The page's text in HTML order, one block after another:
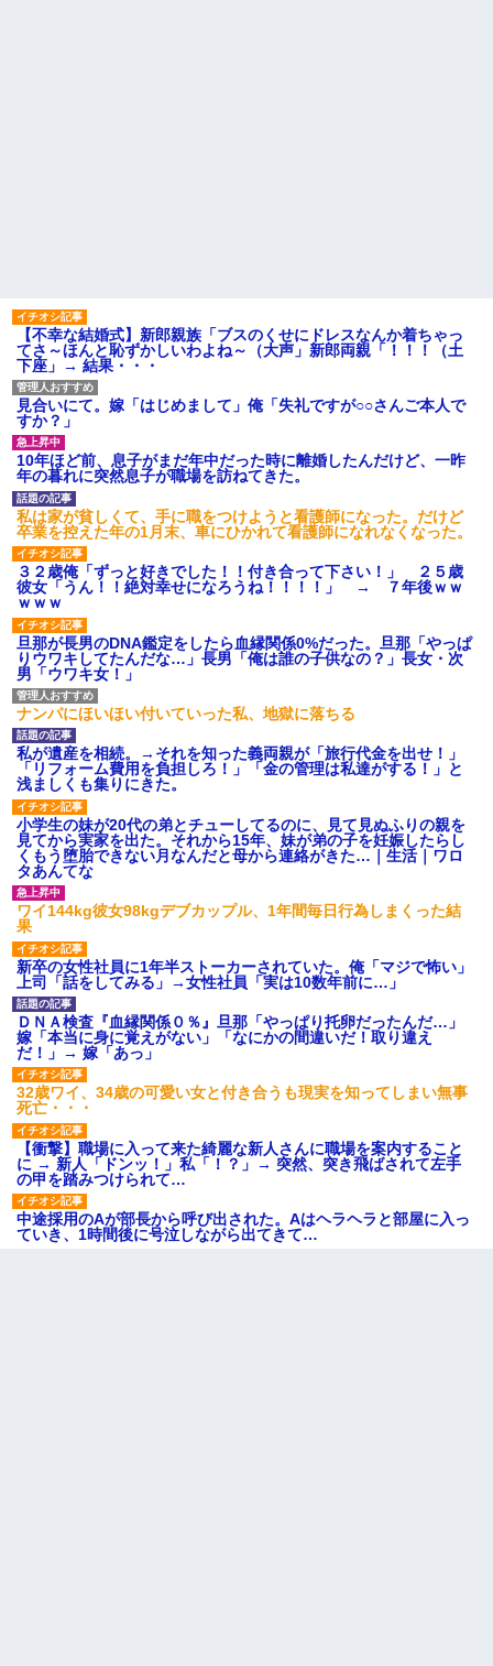
を渡した。その後は店員が無表
情になり、マスターも…
ハードオフに売っていた4万
4000円のフィギュアがヤバすぎ
るｗｗｗｗｗｗ「こんな高い
の？ｗｗ」「逆に超安い」
私「ちょっと、人の家の金庫
触らないでよ！」キチママ『そ
こに金庫があったから、開けて
みようとしただけ☆』義兄「泥
は出てけ！二度と来るな！」結
果・・・
私「初めて飲む味だけどなん
のお茶？」彼「ちっ！」私「」
【GIF】JSのカンチョーワロ
タ
後続車にクラクションを鳴ら
され彼氏が逆切れ。「何クラク
ション鳴らしてんだ！降りてこ
いよ！」と怒鳴りだし...
【衝撃】報酬100万円超の治験
募集がこちらｗｗｗｗｗ(※画像
あり)
【ネット騒然】惨殺されたタ
ワマン頂き女子のこの動画、す
げえええええｗｗｗｗｗｗｗｗ
ｗｗｗ
【愕然】白のクラウン俺氏、
高速道路左車線を制限速度で走
った結果wwwwwwwwwwww
百年の恋12-899 食べた量を
張り合ってくる
【悲報】佐藤輝明・・・２軍
でも盛大にやらかす←あまり悲
しませないでくれ
いて、その人の不満を言い返し
てしまった
主な税金の成り立ちを調べて
【不幸な結婚式】新郎親族「ブスのくせにドレスなんか着ちゃっ
てさ～ほんと恥ずかしいわよね～（大声」新郎両親「！！！（土
下座」→ 結果・・・
見合いにて。嫁「はじめまして」俺「失礼ですが○○さんご本人で
すか？」
10年ほど前、息子がまだ年中だった時に離婚したんだけど、一昨
年の暮れに突然息子が職場を訪ねてきた。
私は家が貧しくて、手に職をつけようと看護師になった。だけど
卒業を控えた年の1月末、車にひかれて看護師になれなくなった。
３２歳俺「ずっと好きでした！！付き合って下さい！」 ２５歳
彼女「うん！！絶対幸せになろうね！！！！」 → ７年後ｗｗ
ｗｗｗ
旦那が長男のDNA鑑定をしたら血縁関係0%だった。旦那「やっぱ
りウワキしてたんだな…」長男「俺は誰の子供なの？」長女・次
男「ウワキ女！」
ナンパにほいほい付いていった私、地獄に落ちる
私が遺産を相続。→それを知った義両親が「旅行代金を出せ！」
「リフォーム費用を負担しろ！」「金の管理は私達がする！」と
浅ましくも集りにきた。
小学生の妹が20代の弟とチューしてるのに、見て見ぬふりの親を
見てから実家を出た。それから15年、妹が弟の子を妊娠したらし
くもう堕胎できない月なんだと母から連絡がきた…｜生活｜ワロ
タあんてな
ワイ144kg彼女98kgデブカップル、1年間毎日行為しまくった結
果
新卒の女性社員に1年半ストーカーされていた。俺「マジで怖い」
上司「話をしてみる」→女性社員「実は10数年前に…」
ＤＮＡ検査『血縁関係０％』旦那「やっぱり托卵だったんだ…」
嫁「本当に身に覚えがない」「なにかの間違いだ！取り違え
だ！」→ 嫁「あっ」
32歳ワイ、34歳の可愛い女と付き合うも現実を知ってしまい無事
死亡・・・
【衝撃】職場に入って来た綺麗な新人さんに職場を案内すること
に → 新人「ドンッ！」私「！？」→ 突然、突き飛ばされて左手
の甲を踏みつけられて…
中途採用のAが部長から呼び出された。Aはヘラヘラと部屋に入っ
ていき、1時間後に号泣しながら出てきて…